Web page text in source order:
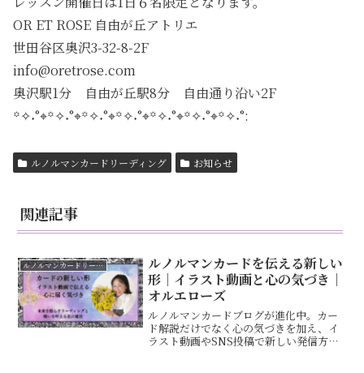
OR ET ROSE 自由が丘アトリエ
世田谷区奥沢3-32-8-2F
info@oretrose.com
奥沢駅1分 自由が丘駅8分 自由通り沿い2F
꙳✧˖°⌖꙳✧˖°⌖꙳✧˖°⌖꙳✧˖°⌖꙳✧˖°⌖꙳✧˖°⌖꙳✧˖°:
ルノルマンカードリーディング お知らせ
関連記事
ルノルマンカードリーディング
ルノルマンカードを伝える新しい
形｜イラスト動画と心の気づき｜
オルエローズ
ルノルマンカードブログが進化中。カー
ド解説だけでなく心の気づきを加え、イ
ラスト動画やSNS投稿で新しい発信方法